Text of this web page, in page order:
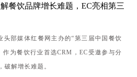
餐饮品牌增长难题，EC亮相第三
头部媒体红餐网主办的“第三届中国餐饮
作为餐饮行业首选CRM，EC受邀参与分
破解增长难题。